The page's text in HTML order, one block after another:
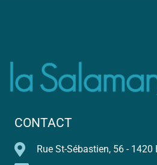
CONTACT
Rue St-Sébastien, 56 - 1420